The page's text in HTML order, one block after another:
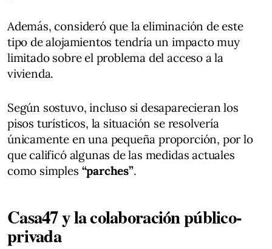
Además, consideró que la eliminación de este
tipo de alojamientos tendría un impacto muy
limitado sobre el problema del acceso a la
vivienda.
Según sostuvo, incluso si desaparecieran los
pisos turísticos, la situación se resolvería
únicamente en una pequeña proporción, por lo
que calificó algunas de las medidas actuales
como simples “parches”.
Casa47 y la colaboración público-
privada